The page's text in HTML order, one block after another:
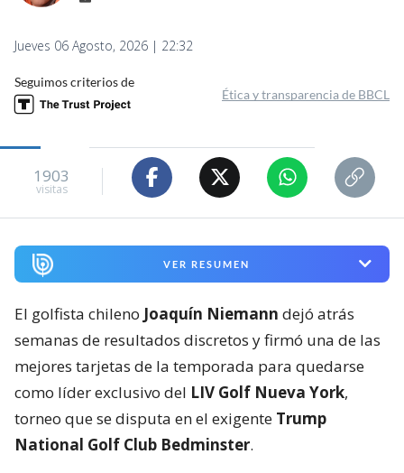
Jueves 06 Agosto, 2026 | 22:32
Seguimos criterios de
Ética y transparencia de BBCL
1903
visitas
VER RESUMEN
El golfista chileno Joaquín Niemann dejó atrás
semanas de resultados discretos y firmó una de las
mejores tarjetas de la temporada para quedarse
como líder exclusivo del LIV Golf Nueva York,
torneo que se disputa en el exigente Trump
National Golf Club Bedminster.